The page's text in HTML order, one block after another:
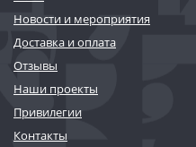
Новости и мероприятия
Доставка и оплата
Отзывы
Наши проекты
Привилегии
Контакты